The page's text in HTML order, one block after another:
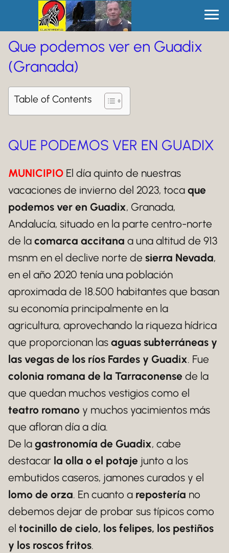
Que podemos ver en Guadix
(Granada)
Table of Contents
QUE PODEMOS VER EN GUADIX
MUNICIPIO El día quinto de nuestras
vacaciones de invierno del 2023, toca que
podemos ver en Guadix, Granada,
Andalucía, situado en la parte centro-norte
de la comarca accitana a una altitud de 913
msnm en el declive norte de sierra Nevada,
en el año 2020 tenía una población
aproximada de 18.500 habitantes que basan
su economía principalmente en la
agricultura, aprovechando la riqueza hídrica
que proporcionan las aguas subterráneas y
las vegas de los ríos Fardes y Guadix. Fue
colonia romana de la Tarraconense de la
que quedan muchos vestigios como el
teatro romano y muchos yacimientos más
que afloran día a día.
De la gastronomía de Guadix, cabe
destacar la olla o el potaje junto a los
embutidos caseros, jamones curados y el
lomo de orza. En cuanto a repostería no
debemos dejar de probar sus típicos como
el tocinillo de cielo, los felipes, los pestiños
y los roscos fritos.